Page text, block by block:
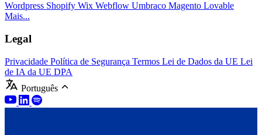
Wordpress Shopify Wix Webflow Umbraco Magento Lovable
Mais...
Legal
Privacidade Política de Segurança Termos Lei de Dados da UE Lei
de IA da UE DPA
Português